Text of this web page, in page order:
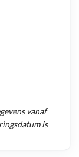
vanaf
is